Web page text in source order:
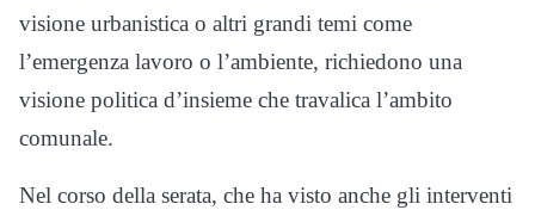
visione urbanistica o altri grandi temi come
l’emergenza lavoro o l’ambiente, richiedono una
visione politica d’insieme che travalica l’ambito
comunale.
Nel corso della serata, che ha visto anche gli interventi